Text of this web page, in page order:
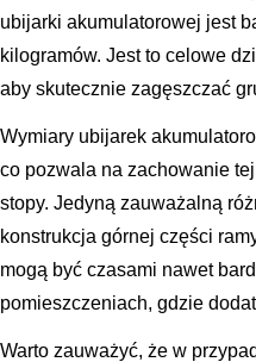
ubijarki akumulatorowej jest
kilogramów. Jest to celowe
aby skutecznie zagęszczać
Wymiary ubijarek
co pozwala na zachowanie
stopy. Jedyną zauważalną
konstrukcja górnej części
mogą być czasami nawet
pomieszczeniach, gdzie
Warto zauważyć, że w